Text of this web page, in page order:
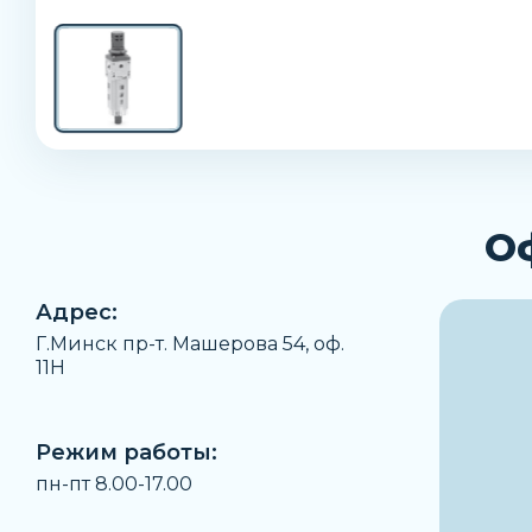
Адрес:
Г.Минск пр-т. Машерова 54, оф.
11H
Режим работы:
пн-пт 8.00-17.00